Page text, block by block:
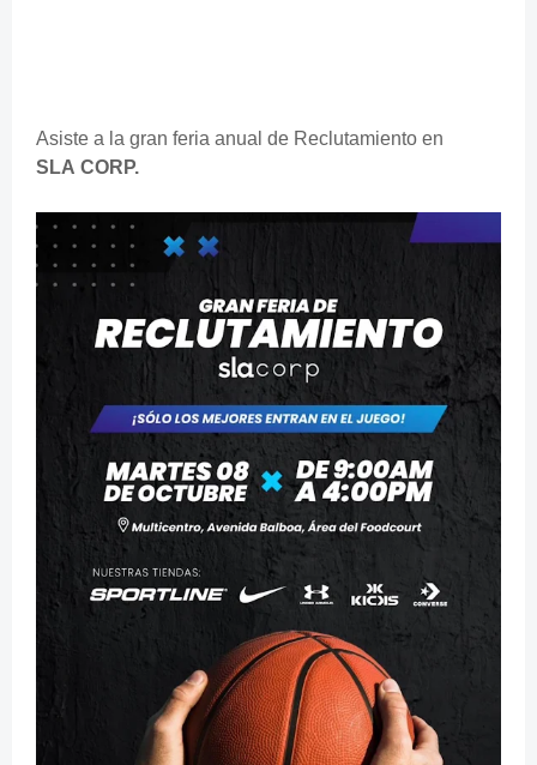
Asiste a la gran feria anual de Reclutamiento en
SLA CORP.